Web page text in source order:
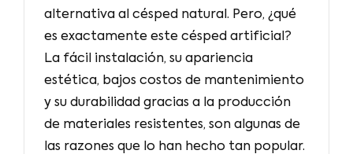
alternativa al césped natural. Pero, ¿qué
es exactamente este césped artificial?
La fácil instalación, su apariencia
estética, bajos costos de mantenimiento
y su durabilidad gracias a la producción
de materiales resistentes, son algunas de
las razones que lo han hecho tan popular.